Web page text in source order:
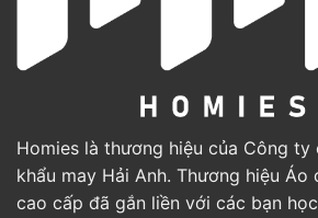
Homies là thương hiệu của Công ty
khẩu may Hải Anh. Thương hiệu Áo
cao cấp đã gắn liền với các bạn